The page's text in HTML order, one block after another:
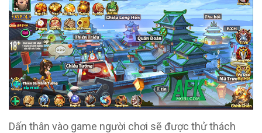
Dấn thân vào game người chơi sẽ được thử thách